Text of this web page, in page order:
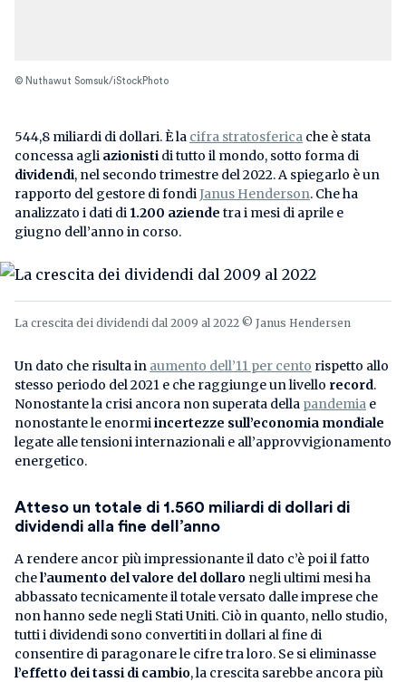
© Nuthawut Somsuk/iStockPhoto
544,8 miliardi di dollari. È la cifra stratosferica che è stata
concessa agli azionisti di tutto il mondo, sotto forma di
dividendi, nel secondo trimestre del 2022. A spiegarlo è un
rapporto del gestore di fondiJanus Henderson. Che ha
analizzato i dati di 1.200 aziende tra i mesi di aprile e
giugno dell’anno in corso.
La crescita dei dividendi dal 2009 al 2022 © Janus Hendersen
Un dato che risulta in aumento dell’11 per cento rispetto allo
stesso periodo del 2021 e che raggiunge un livello record.
Nonostante la crisi ancora non superata della pandemia e
nonostante le enormiincertezze sull’economia mondiale
legate alle tensioni internazionali e all’approvvigionamento
energetico.
Atteso un totale di 1.560 miliardi di dollari di
dividendi alla fine dell’anno
A rendere ancor più impressionante il dato c’è poi il fatto
chel’aumento del valore del dollaro negli ultimi mesi ha
abbassato tecnicamente il totale versato dalle imprese che
non hanno sede negli Stati Uniti. Ciò in quanto, nello studio,
tutti i dividendi sono convertiti in dollari al fine di
consentire di paragonare le cifre tra loro. Se si eliminasse
l’effetto dei tassi di cambio, la crescita sarebbe ancora più